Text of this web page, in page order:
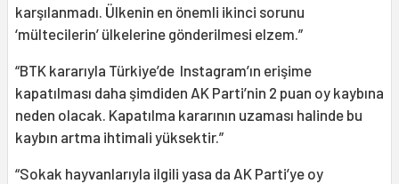
karşılanmadı. Ülkenin en önemli ikinci sorunu
‘mültecilerin’ ülkelerine gönderilmesi elzem.”
“BTK kararıyla Türkiye’de Instagram’ın erişime
kapatılması daha şimdiden AK Parti’nin 2 puan oy kaybına
neden olacak. Kapatılma kararının uzaması halinde bu
kaybın artma ihtimali yüksektir.”
“Sokak hayvanlarıyla ilgili yasa da AK Parti’ye oy